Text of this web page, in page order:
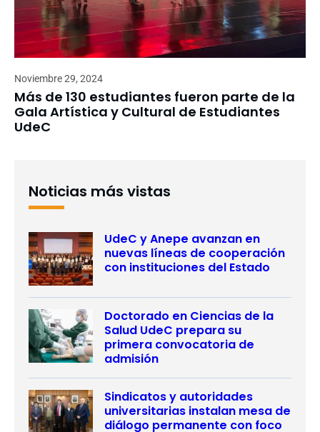
Noviembre 29, 2024
Más de 130 estudiantes fueron parte de la
Gala Artística y Cultural de Estudiantes
UdeC
Noticias más vistas
UdeC y Anepe avanzan en
nuevas líneas de cooperación
con instituciones del Estado
Doctorado en Ciencias de la
Salud UdeC prepara su
primera convocatoria de
admisión
Sindicatos y autoridades
universitarias instalan mesa de
diálogo permanente con foco